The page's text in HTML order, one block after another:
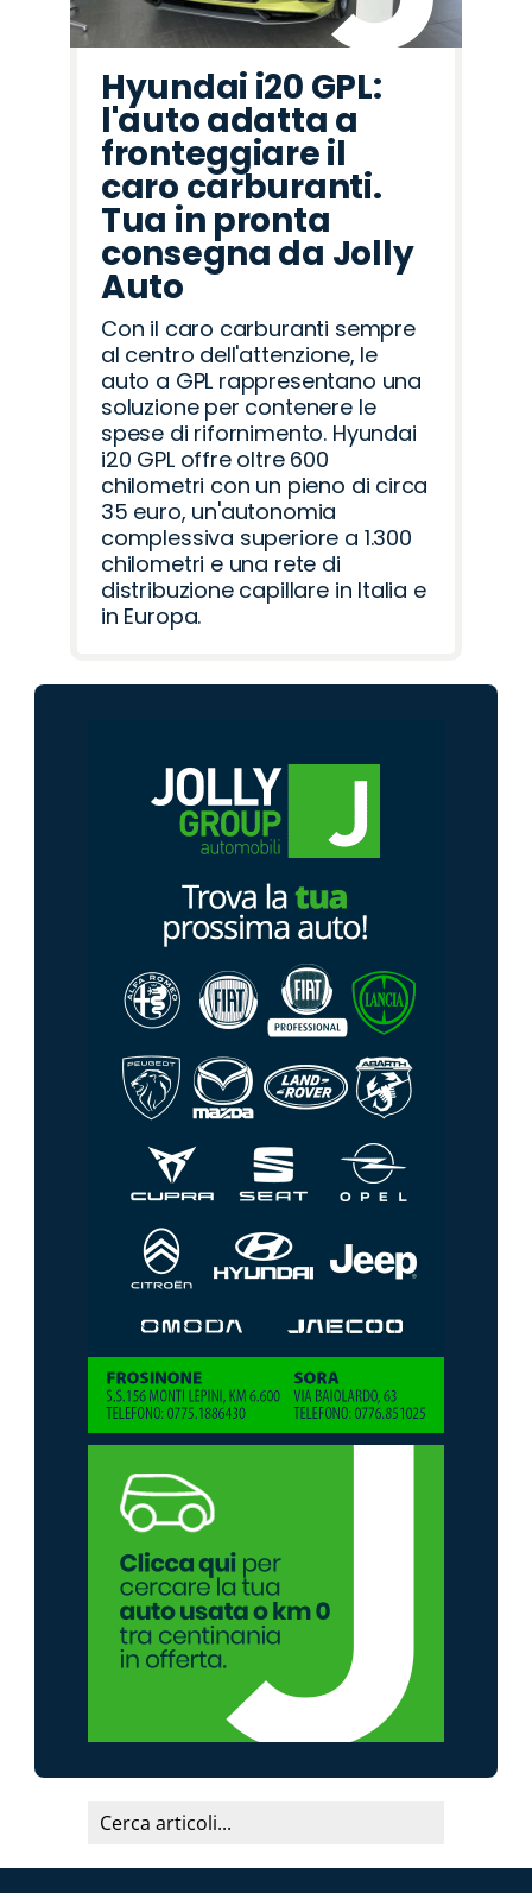
Hyundai i20 GPL:
l'auto adatta a
fronteggiare il
caro carburanti.
Tua in pronta
consegna da Jolly
Auto
Con il caro carburanti sempre
al centro dell'attenzione, le
auto a GPL rappresentano una
soluzione per contenere le
spese di rifornimento. Hyundai
i20 GPL offre oltre 600
chilometri con un pieno di circa
35 euro, un'autonomia
complessiva superiore a 1.300
chilometri e una rete di
distribuzione capillare in Italia e
in Europa.